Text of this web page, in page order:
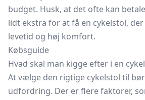
budget. Husk, at det ofte kan
lidt ekstra for at få en cykelstol,
levetid og høj komfort.
Købsguide
Hvad skal man kigge efter i en
At vælge den rigtige cykelstol til
udfordring. Der er flere faktorer,